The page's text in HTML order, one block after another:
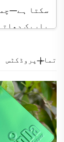
سکتا
باریک
ہے۔ اس قدر
لیے ایک
مطابق
کسی خاص
لیے ملا
تمام پروڈکٹس